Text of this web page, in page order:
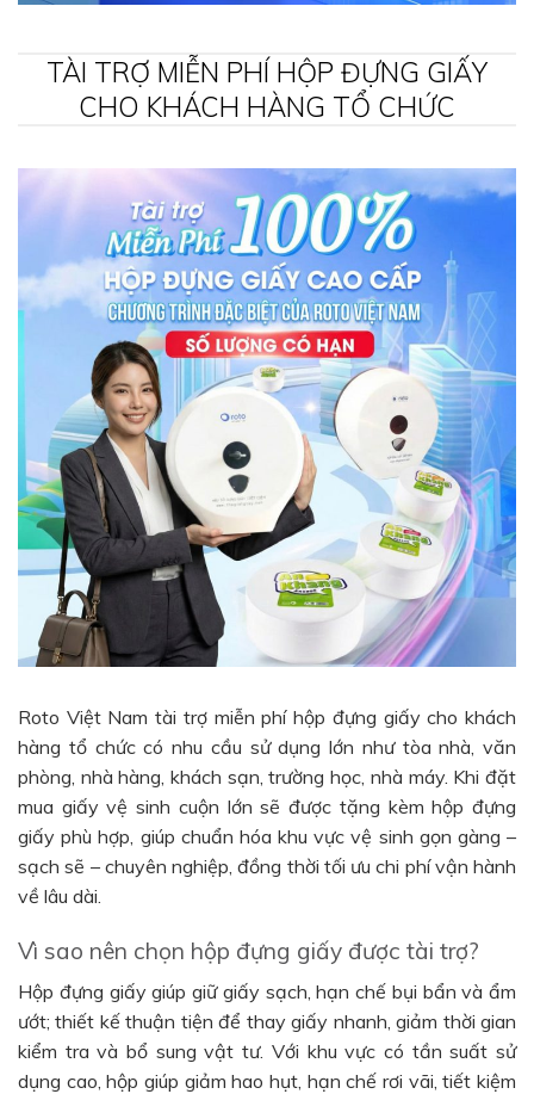
TÀI TRỢ MIỄN PHÍ HỘP ĐỰNG GIẤY
CHO KHÁCH HÀNG TỔ CHỨC
Roto Việt Nam tài trợ miễn phí hộp đựng giấy cho khách
hàng tổ chức có nhu cầu sử dụng lớn như tòa nhà, văn
phòng, nhà hàng, khách sạn, trường học, nhà máy. Khi đặt
mua giấy vệ sinh cuộn lớn sẽ được tặng kèm hộp đựng
giấy phù hợp, giúp chuẩn hóa khu vực vệ sinh gọn gàng –
sạch sẽ – chuyên nghiệp, đồng thời tối ưu chi phí vận hành
về lâu dài.
Vì sao nên chọn hộp đựng giấy được tài trợ?
Hộp đựng giấy giúp giữ giấy sạch, hạn chế bụi bẩn và ẩm
ướt; thiết kế thuận tiện để thay giấy nhanh, giảm thời gian
kiểm tra và bổ sung vật tư. Với khu vực có tần suất sử
dụng cao, hộp giúp giảm hao hụt, hạn chế rơi vãi, tiết kiệm